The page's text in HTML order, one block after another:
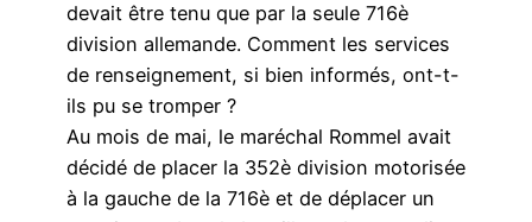
devait être tenu que par la seule 716è
division allemande. Comment les services
de renseignement, si bien informés, ont-t-
ils pu se tromper ?
Au mois de mai, le maréchal Rommel avait
décidé de placer la 352è division motorisée
à la gauche de la 716è et de déplacer un